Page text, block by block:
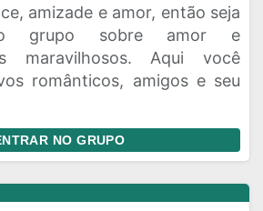
amizade e amor, então seja
grupo sobre amor e
maravilhosos. Aqui você
românticos, amigos e seu
NO GRUPO